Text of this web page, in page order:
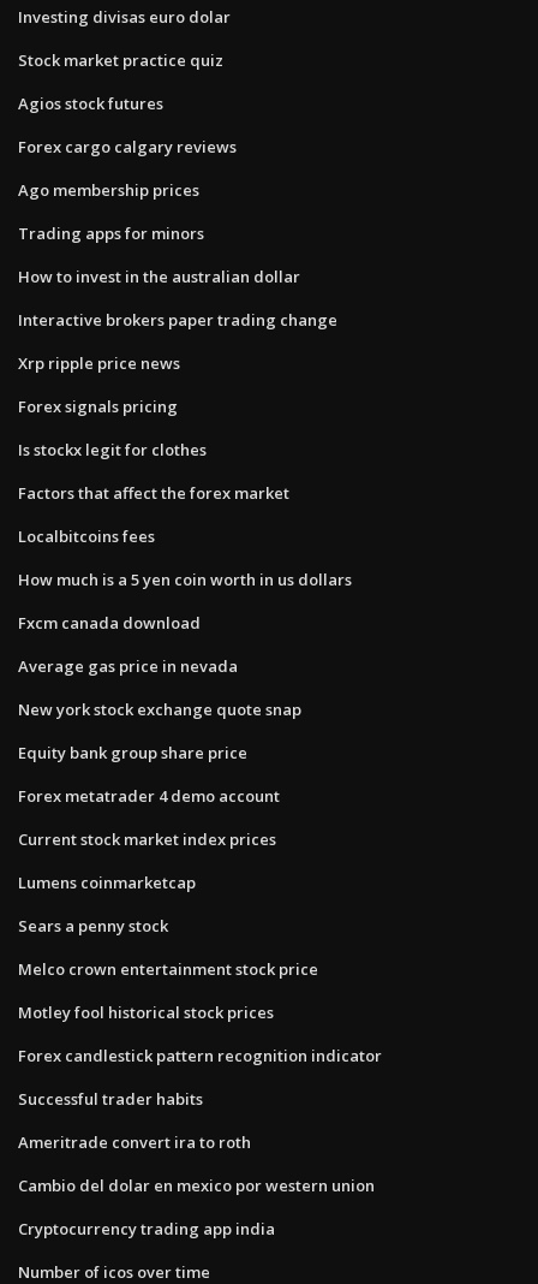
Investing divisas euro dolar
Stock market practice quiz
Agios stock futures
Forex cargo calgary reviews
Ago membership prices
Trading apps for minors
How to invest in the australian dollar
Interactive brokers paper trading change
Xrp ripple price news
Forex signals pricing
Is stockx legit for clothes
Factors that affect the forex market
Localbitcoins fees
How much is a 5 yen coin worth in us dollars
Fxcm canada download
Average gas price in nevada
New york stock exchange quote snap
Equity bank group share price
Forex metatrader 4 demo account
Current stock market index prices
Lumens coinmarketcap
Sears a penny stock
Melco crown entertainment stock price
Motley fool historical stock prices
Forex candlestick pattern recognition indicator
Successful trader habits
Ameritrade convert ira to roth
Cambio del dolar en mexico por western union
Cryptocurrency trading app india
Number of icos over time